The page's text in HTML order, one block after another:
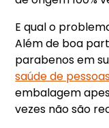
E qual o
Além de boa
parabenos em
saúde de
embalagem
vezes não são